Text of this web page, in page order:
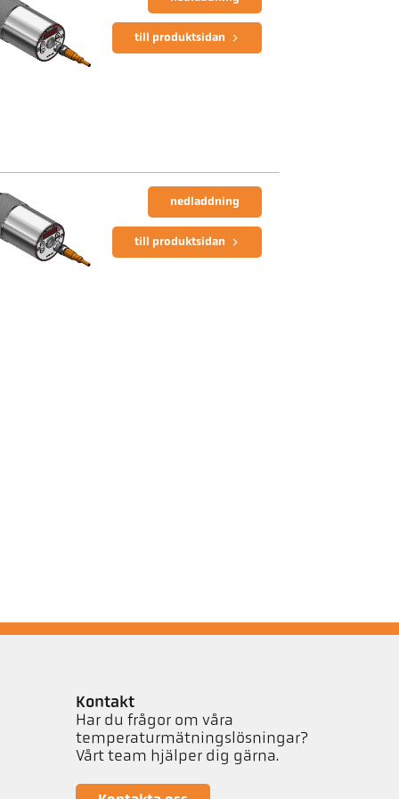
till produktsidan
nedladdning
till produktsidan
Kontakt
Har du frågor om våra
temperaturmätningslösningar?
Vårt team hjälper dig gärna.